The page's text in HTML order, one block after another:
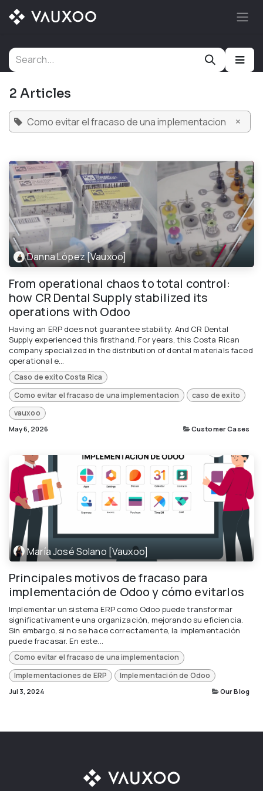
Skip to Content
2 Articles
Como evitar el fracaso de una implementacion ×
Danna López [Vauxoo]
From operational chaos to total control:
how CR Dental Supply stabilized its
operations with Odoo
Having an ERP does not guarantee stability. And CR Dental
Supply experienced this firsthand. For years, this Costa Rican
company specialized in the distribution of dental materials faced
operational e...
Caso de exito Costa Rica
Como evitar el fracaso de una implementacion
caso de exito
vauxoo
May 6, 2026 Customer Cases
María José Solano [Vauxoo]
Principales motivos de fracaso para
implementación de Odoo y cómo evitarlos
Implementar un sistema ERP como Odoo puede transformar
significativamente una organización, mejorando su eficiencia.
Sin embargo, si no se hace correctamente, la implementación
puede fracasar. En este...
Como evitar el fracaso de una implementacion
Implementaciones de ERP
Implementación de Odoo
Jul 3, 2024 Our Blog